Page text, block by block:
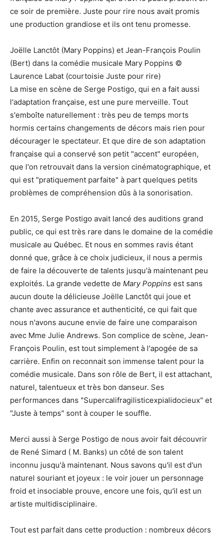
ce soir de première. Juste pour rire nous avait promis
une production grandiose et ils ont tenu promesse.
Joëlle Lanctôt (Mary Poppins) et Jean-François Poulin
(Bert) dans la comédie musicale Mary Poppins ©
Laurence Labat (courtoisie Juste pour rire)
La mise en scène de Serge Postigo, qui en a fait aussi
l'adaptation française, est une pure merveille. Tout
s'emboîte naturellement : très peu de temps morts
hormis certains changements de décors mais rien pour
décourager le spectateur. Et que dire de son adaptation
française qui a conservé son petit "accent" européen,
que l'on retrouvait dans la version cinématographique, et
qui est "pratiquement parfaite" à part quelques petits
problèmes de compréhension dûs à la sonorisation.
En 2015, Serge Postigo avait lancé des auditions grand
public, ce qui est très rare dans le domaine de la comédie
musicale au Québec. Et nous en sommes ravis étant
donné que, grâce à ce choix judicieux, il nous a permis
de faire la découverte de talents jusqu'à maintenant peu
exploités. La grande vedette de Mary Poppins est sans
aucun doute la délicieuse Joëlle Lanctôt qui joue et
chante avec assurance et authenticité, ce qui fait que
nous n'avons aucune envie de faire une comparaison
avec Mme Julie Andrews. Son complice de scène, Jean-
François Poulin, est tout simplement à l'apogée de sa
carrière. Enfin on reconnait son immense talent pour la
comédie musicale. Dans son rôle de Bert, il est attachant,
naturel, talentueux et très bon danseur. Ses
performances dans "Supercalifragilisticexpialidocieux" et
"Juste à temps" sont à couper le souffle.
Merci aussi à Serge Postigo de nous avoir fait découvrir
de René Simard ( M. Banks) un côté de son talent
inconnu jusqu'à maintenant. Nous savons qu'il est d'un
naturel souriant et joyeux : le voir jouer un personnage
froid et insociable prouve, encore une fois, qu'il est un
artiste multidisciplinaire.
Tout est parfait dans cette production : nombreux décors